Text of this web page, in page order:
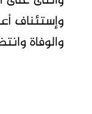
وإستئناف
والوفاة